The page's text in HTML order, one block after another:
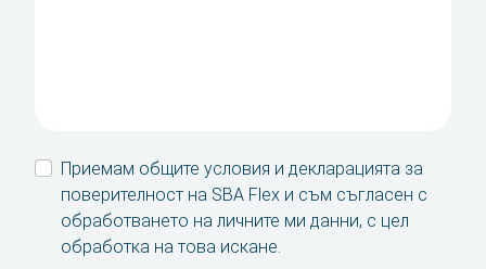
T: +31 (0)13 464 89 50 | E:recruitment@sbaflex.com
SBA Flex Recruitment EOOD
+359 (0) 2 423 21 84 E:recruitment@sbaflex.bg
Приемам общите условия и декларацията за
поверителност на SBA Flex и съм съгласен с
обработването на личните ми данни, с цел
обработка на това искане.